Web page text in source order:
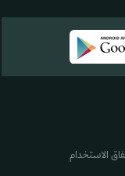
الاستخدام